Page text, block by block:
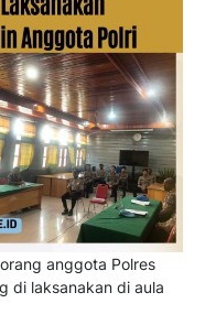
anggota Polres
di laksanakan di aula